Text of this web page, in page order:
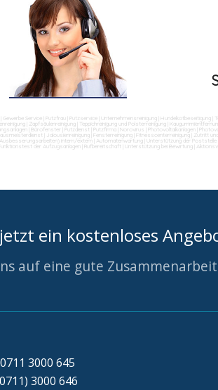
Gewerbe Service |Putzfrau |Putzservice |Unternehmensreinigung |Hundekotbeseitigung
Zapfsäulenreinigung Teppichreinigung und Polsterreinigung |
|Bürofenster |Putzdienst |Putzfirma |Norovirus |Photovoltaikanlagen |
Jalousienreinigung |Fensterreinigung |Fitnesscenterreinigung Zutritt
intern/extern Automatenwartung |Unterstützung der Poststelle
der Aufzugsanlagen |Rufbereitschaft |Unterstützung bei Bewirtung
ein kostenloses
auf eine gute Zusammenarbeit
3000 645
3000 646